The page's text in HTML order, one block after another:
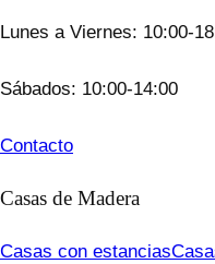
Lunes a Viernes: 10:00-
Sábados: 10:00-14:00
Contacto
Casas de Madera
Casas con estancias